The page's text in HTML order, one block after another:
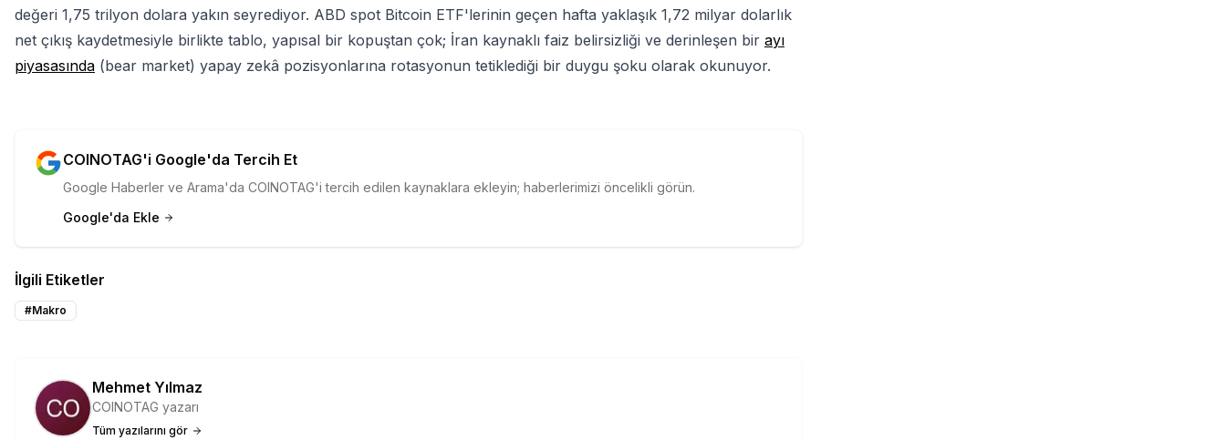
değeri 1,75 trilyon dolara yakın seyrediyor. ABD spot Bitcoin ETF'lerinin geçen hafta yaklaşık 1,72 milyar dolarlık
net çıkış kaydetmesiyle birlikte tablo, yapısal bir kopuştan çok; İran kaynaklı faiz belirsizliği ve derinleşen bir ayı
piyasasında (bear market) yapay zekâ pozisyonlarına rotasyonun tetiklediği bir duygu şoku olarak okunuyor.
COINOTAG'i Google'da Tercih Et
Google Haberler ve Arama'da COINOTAG'i tercih edilen kaynaklara ekleyin; haberlerimizi öncelikli görün.
Google'da Ekle
İlgili Etiketler
#Makro
Mehmet Yılmaz
COINOTAG yazarı
Tüm yazılarını gör